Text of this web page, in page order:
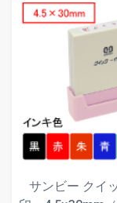
ポップ体
サンビー クイ